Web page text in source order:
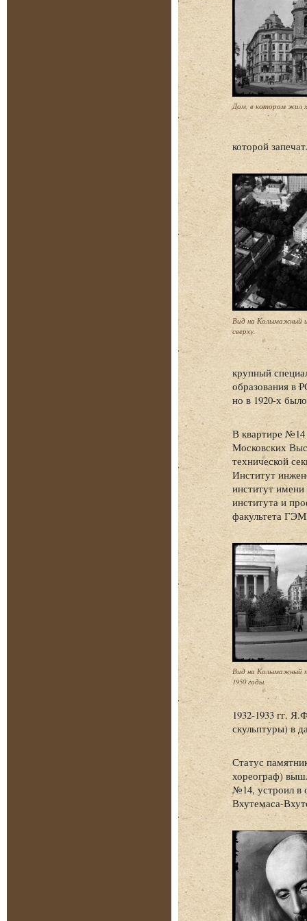
Дом, в котором жил
которой
Вид на Колымажный
сверху.
крупный
образования в
но в 1920-х
В квартире №14
Московских
технической
Институт
институт
института и
факультета
Вид на Колымажный
1950 годы.
1932-1933 гг.
скульптуры) в
Статус
хореограф)
№14, устроил в
Вхутемаса-